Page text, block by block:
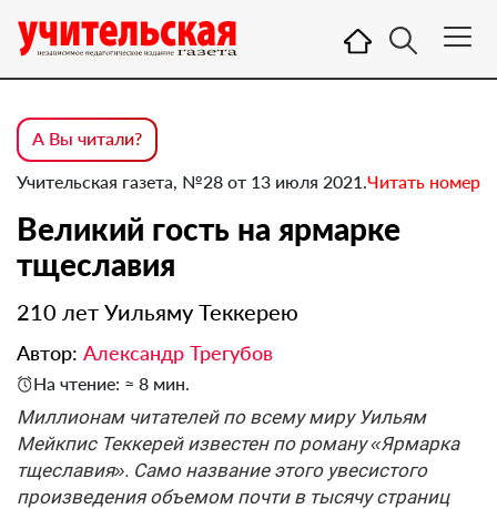
А Вы читали?
Учительская газета, №28 от 13 июля 2021.Читать номер
Великий гость на ярмарке
тщеславия
210 лет Уильяму Теккерею
Автор: Александр Трегубов
На чтение: ≈ 8 мин.
Миллионам читателей по всему миру Уиль­ям
Мейкпис Теккерей известен по роману «Ярмарка
тщеславия». Само название этого увесистого
произведения объемом почти в тысячу страниц